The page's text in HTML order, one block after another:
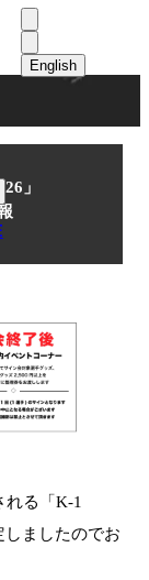
中文（繁體
English
」
れる「K-1
ましたのでお